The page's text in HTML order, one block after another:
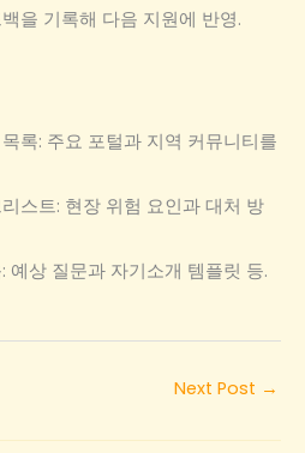
을 기록해 다음 지원에 반영.
록: 주요 포털과 지역 커뮤니티를
스트: 현장 위험 요인과 대처 방
예상 질문과 자기소개 템플릿 등.
Next Post →